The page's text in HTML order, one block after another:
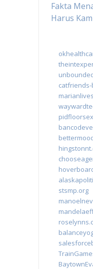
Fakta
Harus
catfriends-
stsmp.org